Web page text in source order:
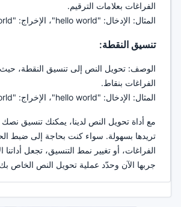
الفراغات بعلامات الترقيم.
المثال: الإدخال: "hello world"، الإخراج: "hello_world"
تنسيق النقطة:
الوصف: تحويل النص إلى تنسيق النقطة، حيث
الفراغات بنقاط.
المثال: الإدخال: "hello world"، الإخراج: "hello.world"
مع أداة تحويل النص لدينا، يمكنك تنسيق نصك
تريدها بسهولة. سواء كنت بحاجة إلى ضبط
الفراغات، أو تغيير نمط التنسيق، تجعل أداتنا
جربها الآن وحدّد عملية تحويل النص الخاص